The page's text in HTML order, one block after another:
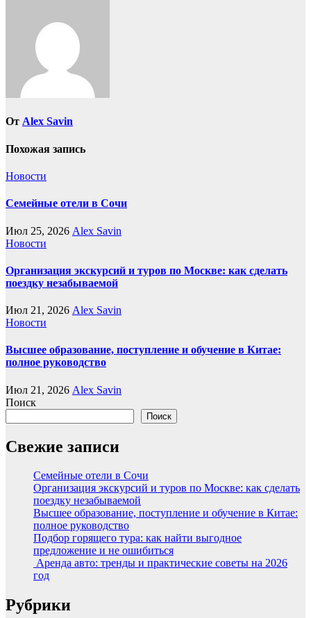
От Alex Savin
Похожая запись
Новости
Семейные отели в Сочи
Июл 25, 2026 Alex Savin
Новости
Организация экскурсий и туров по Москве: как сделать
поездку незабываемой
Июл 21, 2026 Alex Savin
Новости
Высшее образование, поступление и обучение в Китае:
полное руководство
Июл 21, 2026 Alex Savin
Поиск
Поиск
Свежие записи
Семейные отели в Сочи
Организация экскурсий и туров по Москве: как сделать
поездку незабываемой
Высшее образование, поступление и обучение в Китае:
полное руководство
Подбор горящего тура: как найти выгодное
предложение и не ошибиться
Аренда авто: тренды и практические советы на 2026
год
Рубрики